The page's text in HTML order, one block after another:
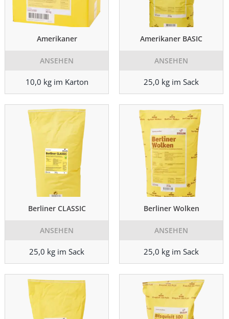
Amerikaner
ANSEHEN
10,0 kg im Karton
Amerikaner BASIC
ANSEHEN
25,0 kg im Sack
Berliner CLASSIC
ANSEHEN
25,0 kg im Sack
Berliner Wolken
ANSEHEN
25,0 kg im Sack